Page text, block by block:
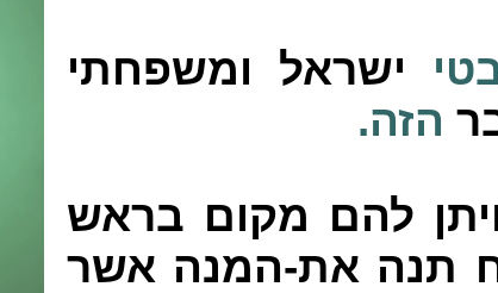
ישראל ומשפחתי
הזה.
להם מקום בראש
תנה את-המנה אשר